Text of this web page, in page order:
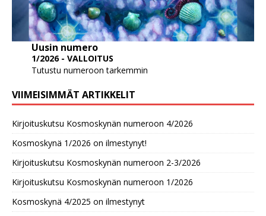
Uusin numero
1/2026 - VALLOITUS
Tutustu numeroon tarkemmin
VIIMEISIMMÄT ARTIKKELIT
Kirjoituskutsu Kosmoskynän numeroon 4/2026
Kosmoskynä 1/2026 on ilmestynyt!
Kirjoituskutsu Kosmoskynän numeroon 2-3/2026
Kirjoituskutsu Kosmoskynän numeroon 1/2026
Kosmoskynä 4/2025 on ilmestynyt